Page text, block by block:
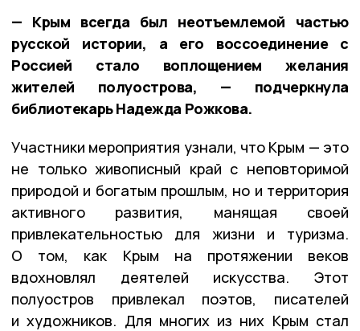
— Крым всегда был неотъемлемой частью
русской истории, а его воссоединение с
Россией стало воплощением желания
жителей полуострова, — подчеркнула
библиотекарь Надежда Рожкова.
Участники мероприятия узнали, что Крым — это
не только живописный край с неповторимой
природой и богатым прошлым, но и территория
активного развития, манящая своей
привлекательностью для жизни и туризма.
О том, как Крым на протяжении веков
вдохновлял деятелей искусства. Этот
полуостров привлекал поэтов, писателей
и художников. Для многих из них Крым стал